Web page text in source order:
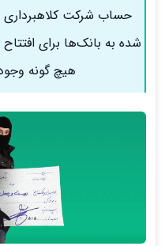
حساب شرکت کلاهبرداری
شده به بانک‌ها برای
هیچ گونه